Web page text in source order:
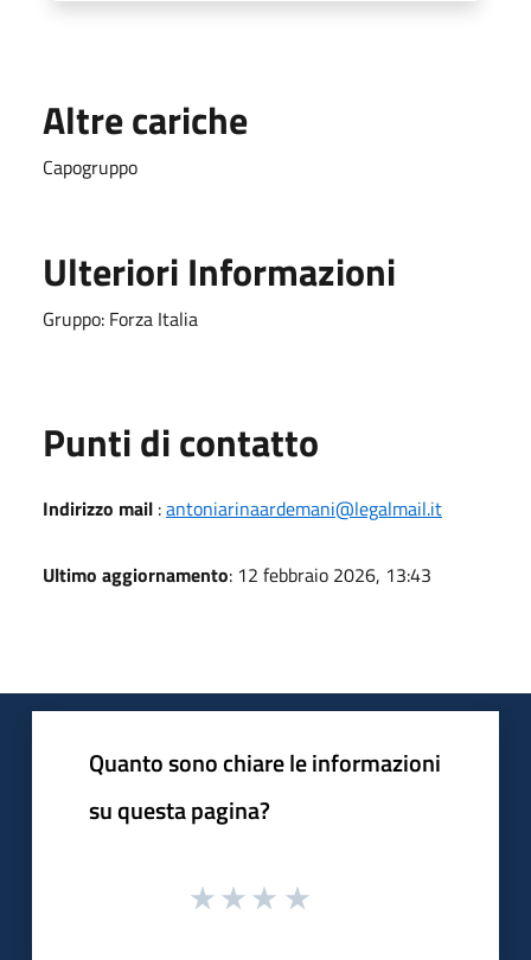
Altre cariche
Capogruppo
Ulteriori Informazioni
Gruppo: Forza Italia
Punti di contatto
Indirizzo mail :antoniarinaardemani@legalmail.it
Ultimo aggiornamento: 12 febbraio 2026, 13:43
Quanto sono chiare le informazioni
su questa pagina?